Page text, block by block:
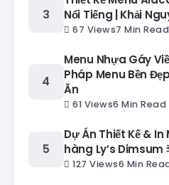
Nổi Tiếng | Khải
67 Views7 Min Read
Menu Nhựa Gáy
Pháp Menu Bền
Ăn
61 Views6 Min Read
Dự Án Thiết Kế &
hàng Ly’s Dimsum
127 Views6 Min